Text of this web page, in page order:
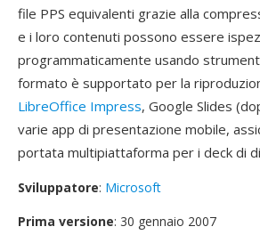
file PPS equivalenti grazie alla
e i loro contenuti possono essere
programmaticamente usando
formato è supportato per la
LibreOffice Impress, Google Slides
varie app di presentazione mobile,
portata multipiattaforma per i deck di
Sviluppatore: Microsoft
Prima versione: 30 gennaio 2007